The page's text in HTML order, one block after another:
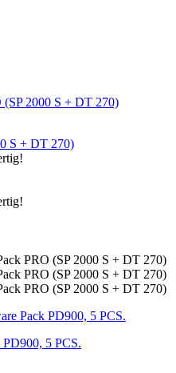
S + DT 270)
5 PCS.